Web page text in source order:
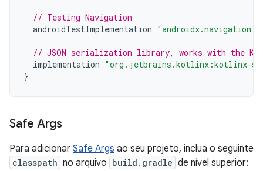
// Testing Navigation
androidTestImplementation
// JSON serialization library, works with the
implementation "org.jetbrains.kotlinx:kotlinx-
}
Safe Args
Para adicionar Safe Args ao seu projeto, inclua o seguinte
classpath no arquivo build.gradle de nível superior: